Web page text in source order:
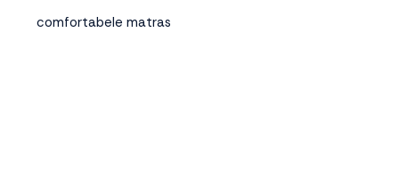
comfortabele matras